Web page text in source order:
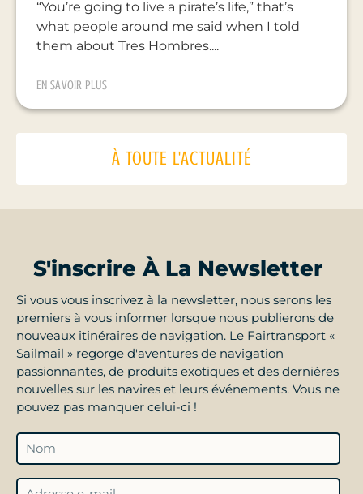
“You’re going to live a pirate’s life,” that’s
what people around me said when I told
them about Tres Hombres....
EN SAVOIR PLUS
À TOUTE L'ACTUALITÉ
S'inscrire À La Newsletter
Si vous vous inscrivez à la newsletter, nous serons les
premiers à vous informer lorsque nous publierons de
nouveaux itinéraires de navigation. Le Fairtransport «
Sailmail » regorge d'aventures de navigation
passionnantes, de produits exotiques et des dernières
nouvelles sur les navires et leurs événements. Vous ne
pouvez pas manquer celui-ci !